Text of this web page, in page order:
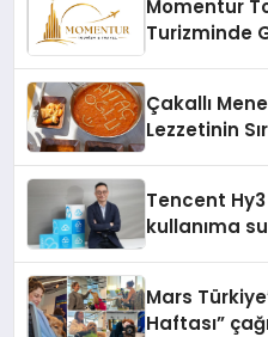
Momentur
Turizminde
Çakallı
Lezzetinin
Tencent
kullanıma
Mars
Haftası”